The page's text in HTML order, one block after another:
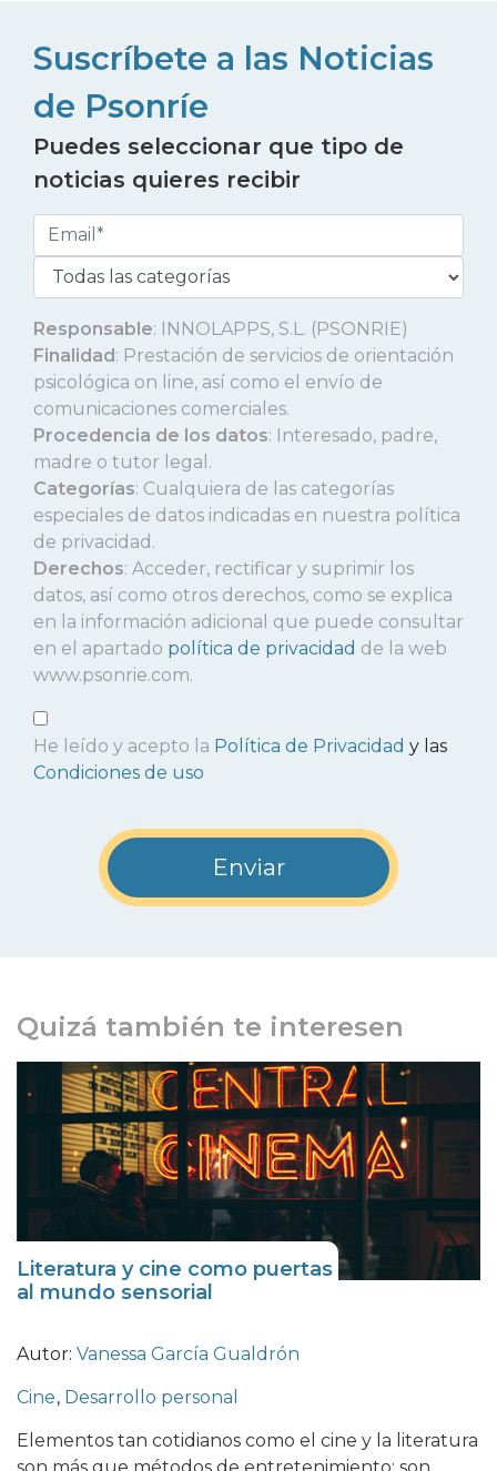
Suscríbete a las Noticias
de Psonríe
Puedes seleccionar que tipo de
noticias quieres recibir
Responsable: INNOLAPPS, S.L. (PSONRIE)
Finalidad: Prestación de servicios de orientación
psicológica on line, así como el envío de
comunicaciones comerciales.
Procedencia de los datos: Interesado, padre,
madre o tutor legal.
Categorías: Cualquiera de las categorías
especiales de datos indicadas en nuestra política
de privacidad.
Derechos: Acceder, rectificar y suprimir los
datos, así como otros derechos, como se explica
en la información adicional que puede consultar
en el apartado política de privacidad de la web
www.psonrie.com.
He leído y acepto la Política de Privacidad y las
Condiciones de uso
Quizá también te interesen
Literatura y cine como puertas
al mundo sensorial
Autor: Vanessa García Gualdrón
Cine, Desarrollo personal
Elementos tan cotidianos como el cine y la literatura
son más que métodos de entretenimiento; son